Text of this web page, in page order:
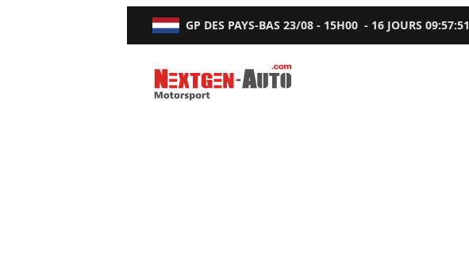
GP DES PAYS-BAS 23/08 - 15H00 - 16 JOURS09:57:50
Nextgen-Auto.com